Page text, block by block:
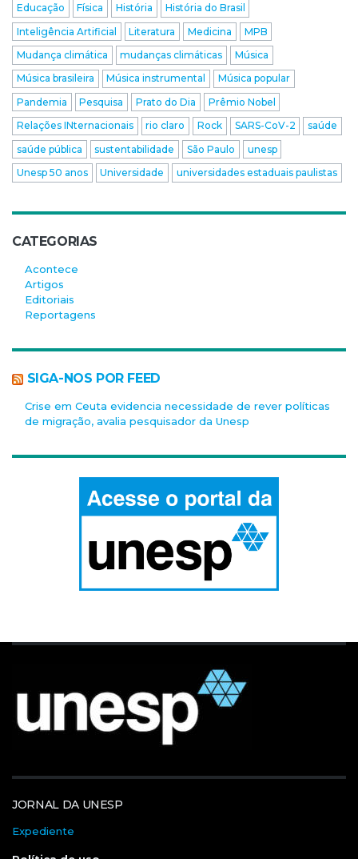
Educação
Física História
História do Brasil
Inteligência Artificial
Literatura Medicina
MPB
Mudança climática
mudanças climáticas
Música
Música brasileira
Música instrumental
Música popular
Pandemia
Pesquisa Prato do Dia
Prêmio Nobel
Relações INternacionais
rio claro Rock SARS-CoV-2
saúde
saúde pública
sustentabilidade São Paulo
unesp
Unesp 50 anos
Universidade universidades estaduais paulistas
CATEGORIAS
Acontece
Artigos
Editoriais
Reportagens
SIGA-NOS POR FEED
Crise em Ceuta evidencia necessidade de rever políticas
de migração, avalia pesquisador da Unesp
JORNAL DA UNESP
Expediente